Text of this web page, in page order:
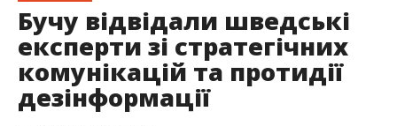
Бучу відвідали шведські
експерти зі стратегічних
комунікацій та протидії
дезінформації